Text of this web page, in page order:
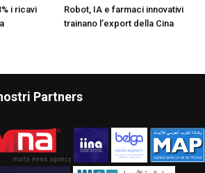
i ricavi
Robot, IA e farmaci innovativi
trainano l’export della Cina
Partners